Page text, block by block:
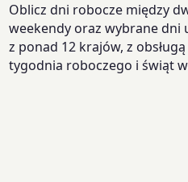
Oblicz dni robocze między
weekendy oraz wybrane
z ponad 12 krajów, z
tygodnia roboczego i świąt